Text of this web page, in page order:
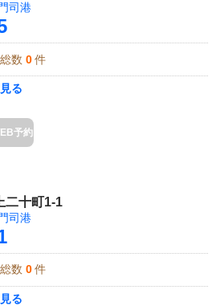
門司港
数 0 件
る
予約
上二十町1-1
門司港
数 0 件
る